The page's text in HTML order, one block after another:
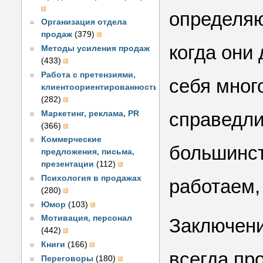
Организация отдела
продаж (379)
Методы усиления продаж
(433)
Работа с претензиями,
клиентоориентированность
(282)
Маркетинг, реклама, PR
(366)
Коммерческие
предложения, письма,
презентации (112)
Психология в продажах
(280)
Юмор (103)
Мотивация, персонал
(442)
Книги (166)
Переговоры (180)
когда
себя